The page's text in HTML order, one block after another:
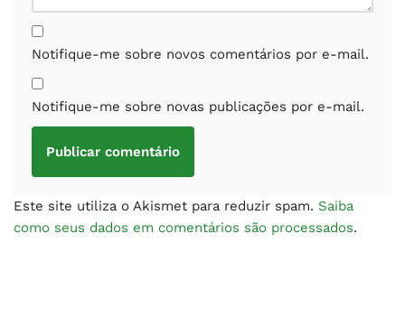
Notifique-me sobre novos comentários por e-mail.
Notifique-me sobre novas publicações por e-mail.
Este site utiliza o Akismet para reduzir spam. Saiba
como seus dados em comentários são processados.